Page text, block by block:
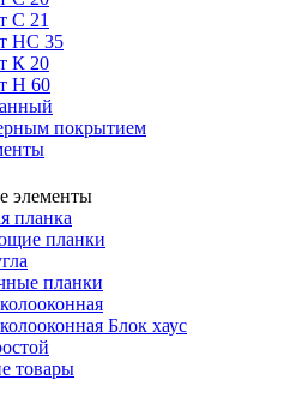
C 21
НС 35
К 20
Н 60
покрытием
элементы
планка
планки
планки
Блок хаус
товары